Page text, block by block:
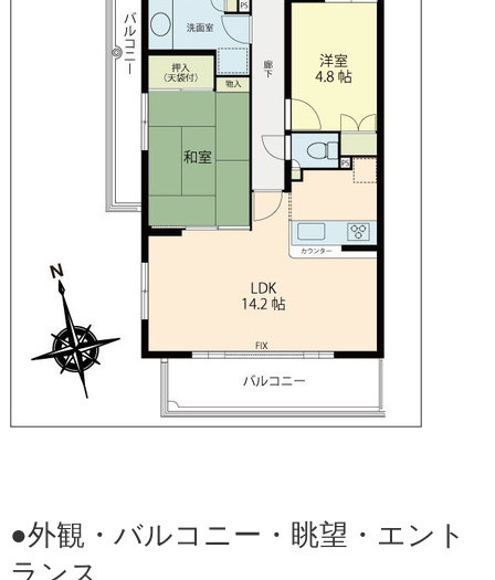
●外観・バルコニー・眺望・エント
ランス